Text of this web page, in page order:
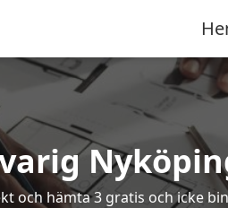
hämta 3 gratis och icke